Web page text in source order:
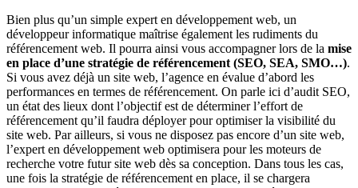
Bien plus qu’un simple expert en développement web, un
développeur informatique maîtrise également les rudiments du
référencement web. Il pourra ainsi vous accompagner lors de la mise
en place d’une stratégie de référencement (SEO, SEA, SMO…).
Si vous avez déjà un site web, l’agence en évalue d’abord les
performances en termes de référencement. On parle ici d’audit SEO,
un état des lieux dont l’objectif est de déterminer l’effort de
référencement qu’il faudra déployer pour optimiser la visibilité du
site web. Par ailleurs, si vous ne disposez pas encore d’un site web,
l’expert en développement web optimisera pour les moteurs de
recherche votre futur site web dès sa conception. Dans tous les cas,
une fois la stratégie de référencement en place, il se chargera